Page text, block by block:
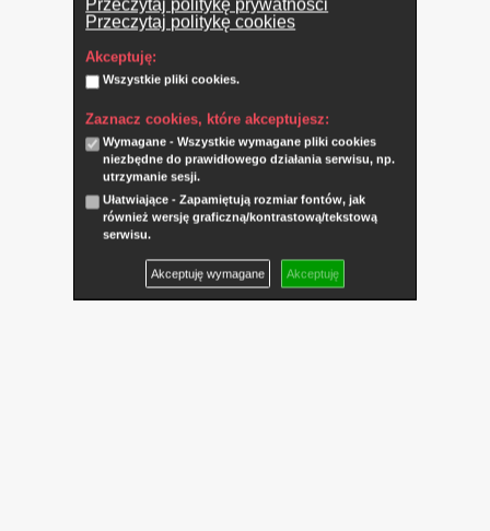
Przeczytaj politykę prywatności
Przeczytaj politykę cookies
Akceptuję:
Wszystkie pliki cookies.
Zaznacz cookies, które akceptujesz:
Wymagane - Wszystkie wymagane pliki cookies
niezbędne do prawidłowego działania serwisu, np.
utrzymanie sesji.
Ułatwiające - Zapamiętują rozmiar fontów, jak
również wersję graficzną/kontrastową/tekstową
serwisu.
Akceptuję wymagane Akceptuję